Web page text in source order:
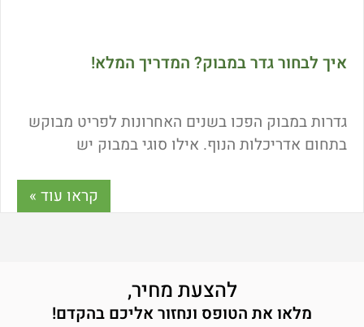
איך לבחור גדר במבוק? המדריך המלא!
גדרות במבוק הפכו בשנים האחרונות לפריט מבוקש
בתחום אדריכלות הנוף. אילו סוגי במבוק יש
מיוחדת לבניית גדר במבוק? ומה המידות שבמבוק
מיוצר? מדריך נבוכים לפניכם – כל התשובות כאן!
קראו עוד »
להצעת מחיר,
מלאו את הטופס ונחזור אליכם בהקדם!